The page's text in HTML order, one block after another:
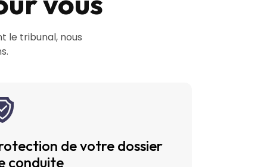
le tribunal, nous
de votre dossier
conduite